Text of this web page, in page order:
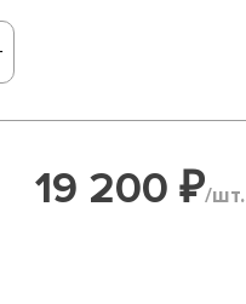
19 200 ₽/шт.